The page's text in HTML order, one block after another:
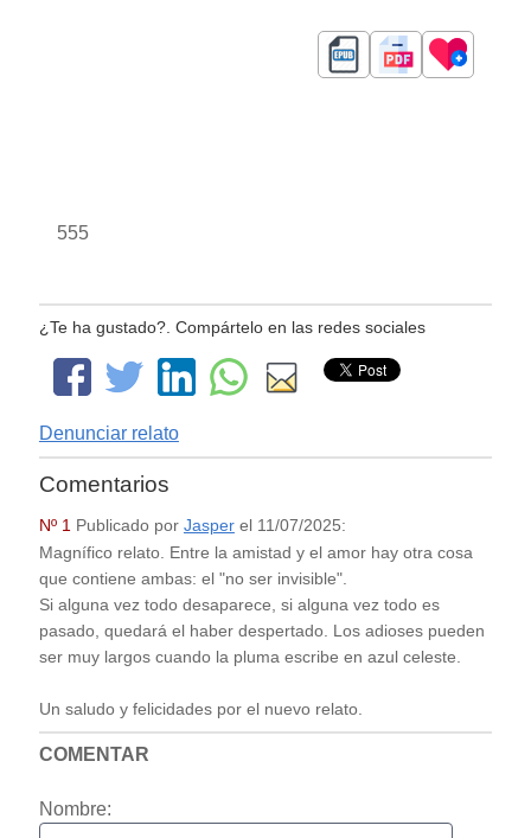
555
¿Te ha gustado?. Compártelo en las redes sociales
Denunciar relato
Comentarios
Nº 1 Publicado por Jasperel 11/07/2025:
Magnífico relato. Entre la amistad y el amor hay otra cosa
que contiene ambas: el "no ser invisible".
Si alguna vez todo desaparece, si alguna vez todo es
pasado, quedará el haber despertado. Los adioses pueden
ser muy largos cuando la pluma escribe en azul celeste.
Un saludo y felicidades por el nuevo relato.
COMENTAR
Nombre: